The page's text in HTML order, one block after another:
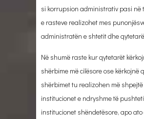
si korrupsion administrativ pasi në
e rasteve realizohet mes
administratën e shtetit dhe
Në shumë raste kur qytetarët
shërbime më cilësore ose kërkojnë
shërbimet tu realizohen më
institucionet e ndryshme të
institucionet shëndetësore, apo